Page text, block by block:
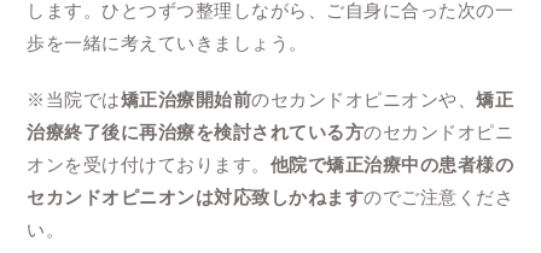
します。ひとつずつ整理しながら、ご自身に合った次の一
歩を一緒に考えていきましょう。
※当院では矯正治療開始前のセカンドオピニオンや、矯正
治療終了後に再治療を検討されている方のセカンドオピニ
オンを受け付けております。 他院で矯正治療中の患者様の
セカンドオピニオンは対応致しかねますのでご注意くださ
い。